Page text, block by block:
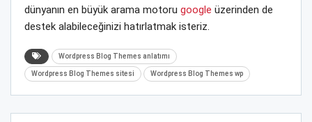
dünyanın en büyük arama motoru google üzerinden de
destek alabileceğinizi hatırlatmak isteriz.
Wordpress Blog Themes anlatımı
Wordpress Blog Themes sitesi Wordpress Blog Themes wp